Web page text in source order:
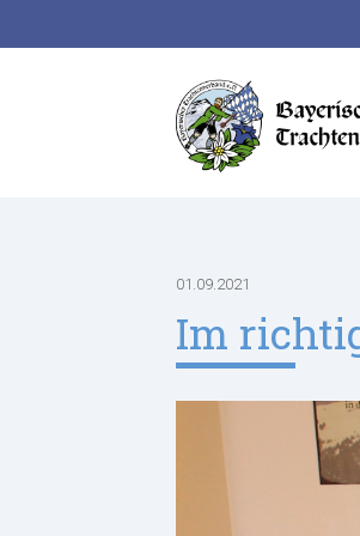
01.09.2021
Im